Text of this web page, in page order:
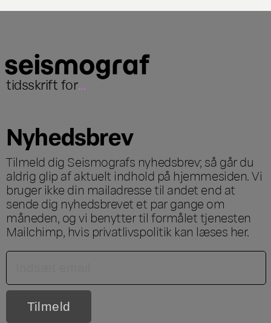
tidsskrift for...
Nyhedsbrev
Tilmeld dig Seismografs nyhedsbrev; så går du
aldrig glip af aktuelt indhold på hjemmesiden. Vi
bruger ikke din mailadresse til andet end at
sende dig nyhedsbrevet et par gange om
måneden, og vi benytter til formålet tjenesten
Mailchimp, hvis privatlivspolitik kan læses her.